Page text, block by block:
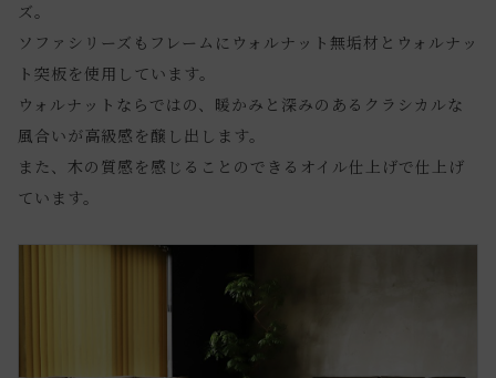
ズ。
ソファシリーズもフレームにウォルナット無垢材とウォルナッ
ト突板を使用しています。
ウォルナットならではの、暖かみと深みのあるクラシカルな
風合いが高級感を醸し出します。
また、木の質感を感じることのできるオイル仕上げで仕上げ
ています。